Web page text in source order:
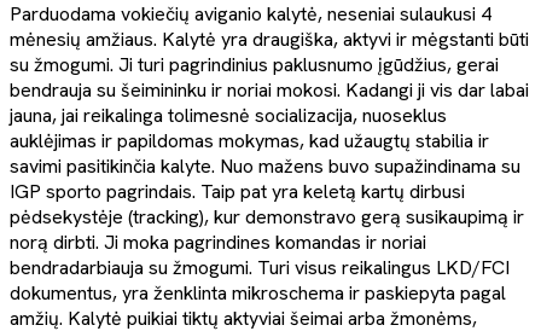
Parduodama vokiečių aviganio kalytė, neseniai sulaukusi 4
mėnesių amžiaus. Kalytė yra draugiška, aktyvi ir mėgstanti būti
su žmogumi. Ji turi pagrindinius paklusnumo įgūdžius, gerai
bendrauja su šeimininku ir noriai mokosi. Kadangi ji vis dar labai
jauna, jai reikalinga tolimesnė socializacija, nuoseklus
auklėjimas ir papildomas mokymas, kad užaugtų stabilia ir
savimi pasitikinčia kalyte. Nuo mažens buvo supažindinama su
IGP sporto pagrindais. Taip pat yra keletą kartų dirbusi
pėdsekystėje (tracking), kur demonstravo gerą susikaupimą ir
norą dirbti. Ji moka pagrindines komandas ir noriai
bendradarbiauja su žmogumi. Turi visus reikalingus LKD/FCI
dokumentus, yra ženklinta mikroschema ir paskiepyta pagal
amžių. Kalytė puikiai tiktų aktyviai šeimai arba žmonėms,